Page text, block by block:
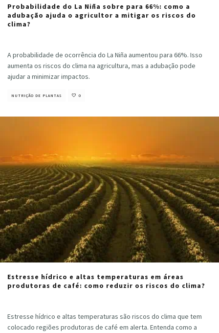
Probabilidade do La Niña sobre para 66%: como a
adubação ajuda o agricultor a mitigar os riscos do
clima?
A probabilidade de ocorrência do La Niña aumentou para 66%. Isso
aumenta os riscos do clima na agricultura, mas a adubação pode
ajudar a minimizar impactos.
NUTRIÇÃO DE PLANTAS 0
Estresse hídrico e altas temperaturas em áreas
produtoras de café: como reduzir os riscos do clima?
Estresse hídrico e altas temperaturas são riscos do clima que tem
colocado regiões produtoras de café em alerta. Entenda como a